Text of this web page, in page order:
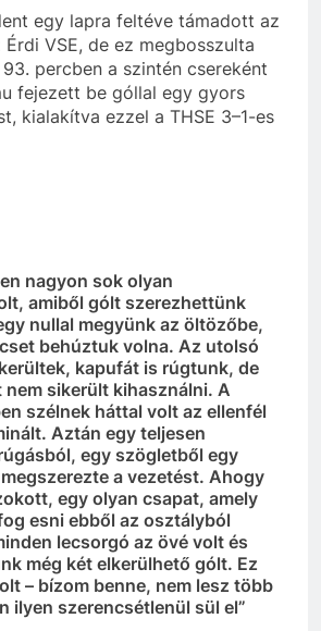
egy lapra feltéve támadott az
VSE, de ez megbosszulta
percben a szintén csereként
fejezett be góllal egy gyors
kialakítva ezzel a THSE 3–1-es
nagyon sok olyan
amiből gólt szerezhettünk
nullal megyünk az öltözőbe,
behúztuk volna. Az utolsó
kapufát is rúgtunk, de
sikerült kihasználni. A
szélnek háttal volt az ellenfél
Aztán egy teljesen
egy szögletből egy
a vezetést. Ahogy
egy olyan csapat, amely
esni ebből az osztályból
lecsorgó az övé volt és
még két elkerülhető gólt. Ez
– bízom benne, nem lesz több
ilyen szerencsétlenül sül el”